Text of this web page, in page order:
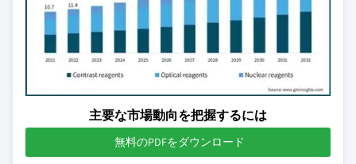
主要な市場動向を把握するには
無料のPDFをダウンロード